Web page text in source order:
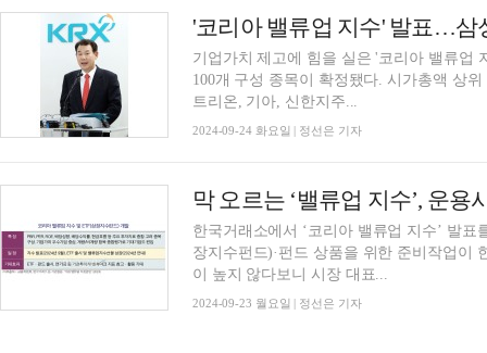
기업가치 제고에 힘을 실은 '코리아 밸류업
100개 구성 종목이 확정됐다. 시가총액 상
트리온, 기아, 신한지주...
2024-09-24 화요일 | 정선은 기자
막 오르는 ‘밸류업 지수’, 운용
한국거래소에서 ‘코리아 밸류업 지수’ 발
장지수펀드)·펀드 상품을 위한 준비작업이
이 높지 않다보니 시장 대표...
2024-09-23 월요일 | 정선은 기자